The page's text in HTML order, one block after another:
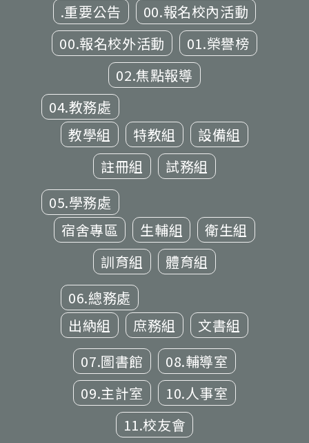
.重要公告
00.報名校內活動
00.報名校外活動
01.榮譽榜
02.焦點報導
04.教務處
教學組
特教組
設備組
註冊組
試務組
05.學務處
宿舍專區
生輔組
衛生組
訓育組
體育組
06.總務處
出納組
庶務組
文書組
07.圖書館
08.輔導室
09.主計室
10.人事室
11.校友會